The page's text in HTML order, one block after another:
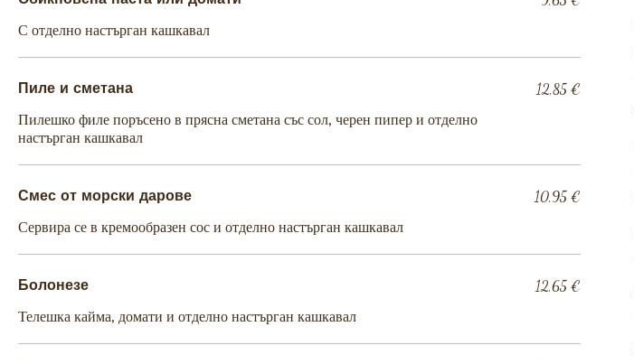
С отделно настърган кашкавал
Пиле и сметана
Пилешко филе поръсено в прясна сметана със сол, черен пипер и отделно
настърган кашкавал
12,85 €
Смес от морски дарове
Сервира се в кремообразен сос и отделно настърган кашкавал
10,95 €
Болонезе
Телешка кайма, домати и отделно настърган кашкавал
12,65 €